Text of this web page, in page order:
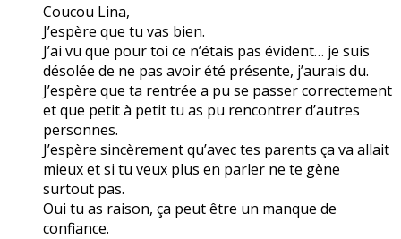
Coucou Lina,
J’espère que tu vas bien.
J’ai vu que pour toi ce n’étais pas évident… je suis
désolée de ne pas avoir été présente, j’aurais du.
J’espère que ta rentrée a pu se passer correctement
et que petit à petit tu as pu rencontrer d’autres
personnes.
J’espère sincèrement qu’avec tes parents ça va allait
mieux et si tu veux plus en parler ne te gène
surtout pas.
Oui tu as raison, ça peut être un manque de
confiance.